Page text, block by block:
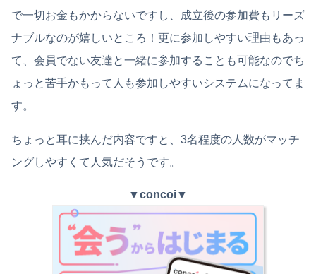
で一切お金もかからないですし、成立後の参加費もリーズ
ナブルなのが嬉しいところ！更に参加しやすい理由もあっ
て、会員でない友達と一緒に参加することも可能なのでち
ょっと苦手かもって人も参加しやすいシステムになってま
す。
ちょっと耳に挟んだ内容ですと、3名程度の人数がマッチ
ングしやすくて人気だそうです。
▼concoi▼